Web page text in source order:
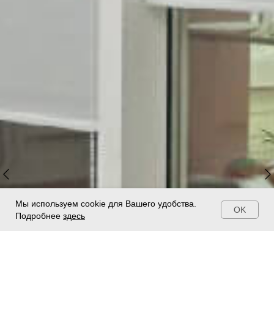
Мы используем cookie для Вашего удобства.
Подробнее здесь
OK